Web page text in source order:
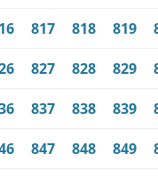
817 818 819
827 828 829
837 838 839
847 848 849